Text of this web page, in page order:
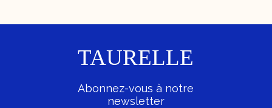
TAURELLE
Abonnez-vous à notre
newsletter